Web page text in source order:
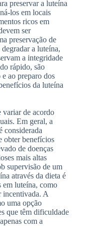
preservar a luteína
los em locais
ricos em
ser
preservação de
a luteína,
a integridade
rápido, são
ao preparo dos
da luteína
variar de acordo
Em geral, a
considerada
obter benefícios
de doenças
mais altas
supervisão de um
através da dieta é
em luteína, como
incentivada. A
uma opção
que têm dificuldade
com a